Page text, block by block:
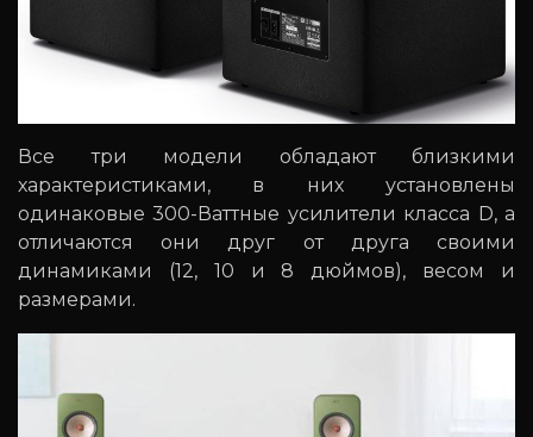
Все три модели обладают близкими
характеристиками, в них установлены
одинаковые 300-Ваттные усилители класса D, а
отличаются они друг от друга своими
динамиками (12, 10 и 8 дюймов), весом и
размерами.